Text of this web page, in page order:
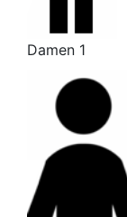
Damen 1